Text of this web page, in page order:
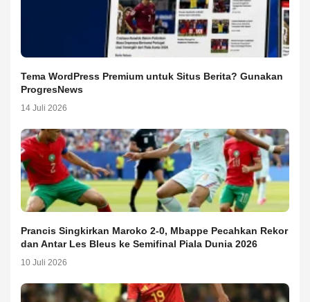
Tema WordPress Premium untuk Situs Berita? Gunakan
ProgresNews
14 Juli 2026
Prancis Singkirkan Maroko 2-0, Mbappe Pecahkan Rekor
dan Antar Les Bleus ke Semifinal Piala Dunia 2026
10 Juli 2026